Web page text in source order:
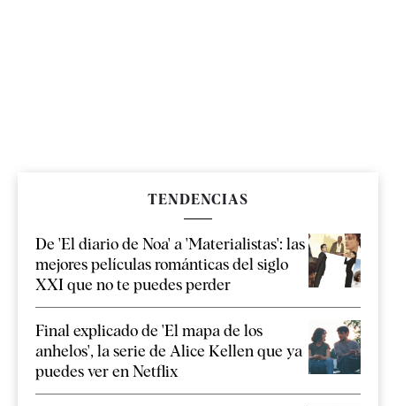
TENDENCIAS
De 'El diario de Noa' a 'Materialistas': las
mejores películas románticas del siglo
XXI que no te puedes perder
Final explicado de 'El mapa de los
anhelos', la serie de Alice Kellen que ya
puedes ver en Netflix